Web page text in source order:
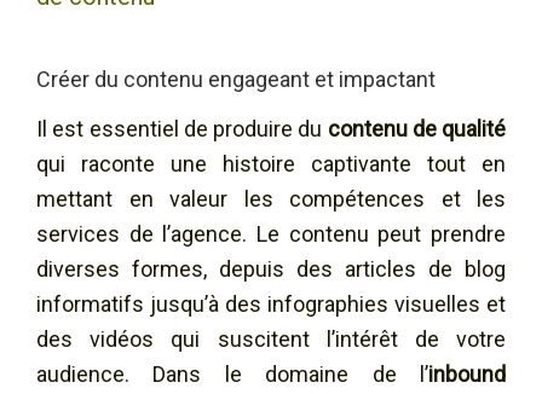
Créer du contenu engageant et impactant
Il est essentiel de produire du contenu de qualité
qui raconte une histoire captivante tout en
mettant en valeur les compétences et les
services de l’agence. Le contenu peut prendre
diverses formes, depuis des articles de blog
informatifs jusqu’à des infographies visuelles et
des vidéos qui suscitent l’intérêt de votre
audience. Dans le domaine de l’inbound